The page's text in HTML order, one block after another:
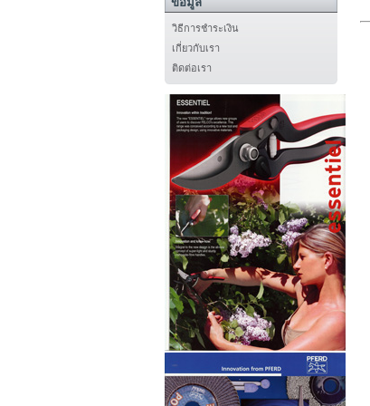
วิธีการชำระเงิน
เกี่ยวกับเรา
ติดต่อเรา